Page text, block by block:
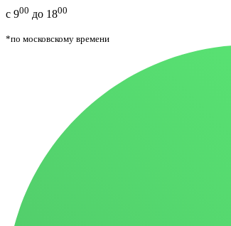
с 900 до 1800
*по московскому времени